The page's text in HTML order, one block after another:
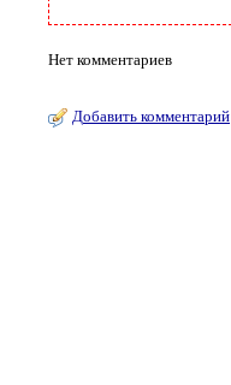
Нет комментариев
Добавить комментарий